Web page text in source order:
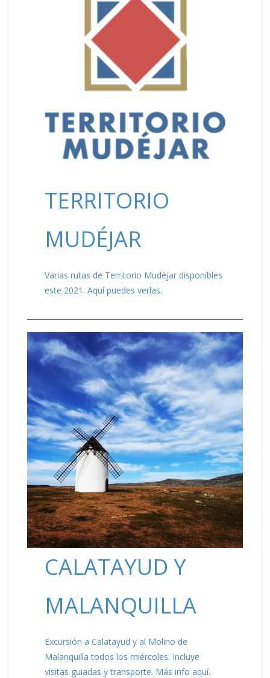
TERRITORIO
MUDÉJAR
Varias rutas de Territorio Mudéjar disponibles
este 2021. Aquí puedes verlas.
CALATAYUD Y
MALANQUILLA
Excursión a Calatayud y al Molino de
Malanquilla todos los miércoles. Incluye
visitas guiadas y transporte. Más info aquí.